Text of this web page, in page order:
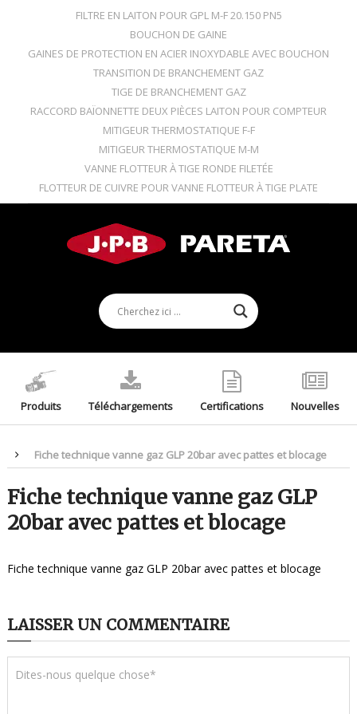
FILTRE EN LAITON POUR GPL M-F 20.150 PN5
BOUCHON DE GAINE
GAINES DE PROTECTION EN ACIER INOXYDABLE AVEC BOUCHON
TRANSITION DE BRANCHEMENT GAZ
TIGE DE BRANCHEMENT GAZ
RACCORD BAÏONNETTE DEUX PIÈCES LAITON POUR COMPTEUR
MITIGEUR THERMOSTATIQUE F-F
MITIGEUR THERMOSTATIQUE M-M
VANNE FLOTTEUR À TIGE RONDE FILETÉE
FLOTTEUR DE CUIVRE POUR VANNE FLOTTEUR À TIGE PLATE
Produits Téléchargements Certifications Nouvelles
Fiche technique vanne gaz GLP 20bar avec pattes et blocage
Fiche technique vanne gaz GLP
20bar avec pattes et blocage
Fiche technique vanne gaz GLP 20bar avec pattes et blocage
LAISSER UN COMMENTAIRE